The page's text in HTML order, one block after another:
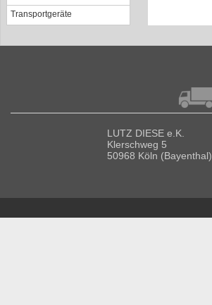
Transportgeräte
LUTZ DIESE e.K.
Klerschweg 5
50968 Köln (Bayenthal)